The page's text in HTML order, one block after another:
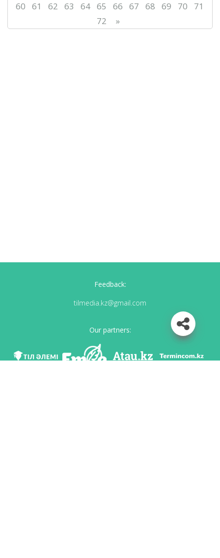
60
61 62 63 64 65 66 67 68 69 70
71
72
»
Feedback:
tilmedia.kz@gmail.com
Our partners: